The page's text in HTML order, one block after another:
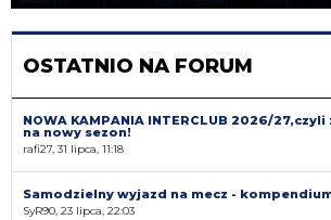
OSTATNIO NA FORUM
NOWA KAMPANIA INTERCLUB 2026/
na nowy sezon!
rafi27, 31 lipca, 11:18
Samodzielny wyjazd na mecz -
SyR90, 23 lipca, 22:03